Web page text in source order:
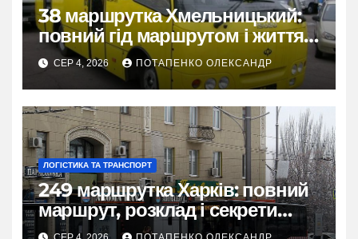
38 маршрутка Хмельницький:
повний гід маршрутом і життям
міста
СЕР 4, 2026 ПОТАПЕНКО ОЛЕКСАНДР
ЛОГІСТИКА ТА ТРАНСПОРТ
249 маршрутка Харків: повний
маршрут, розклад і секрети
зручної поїздки